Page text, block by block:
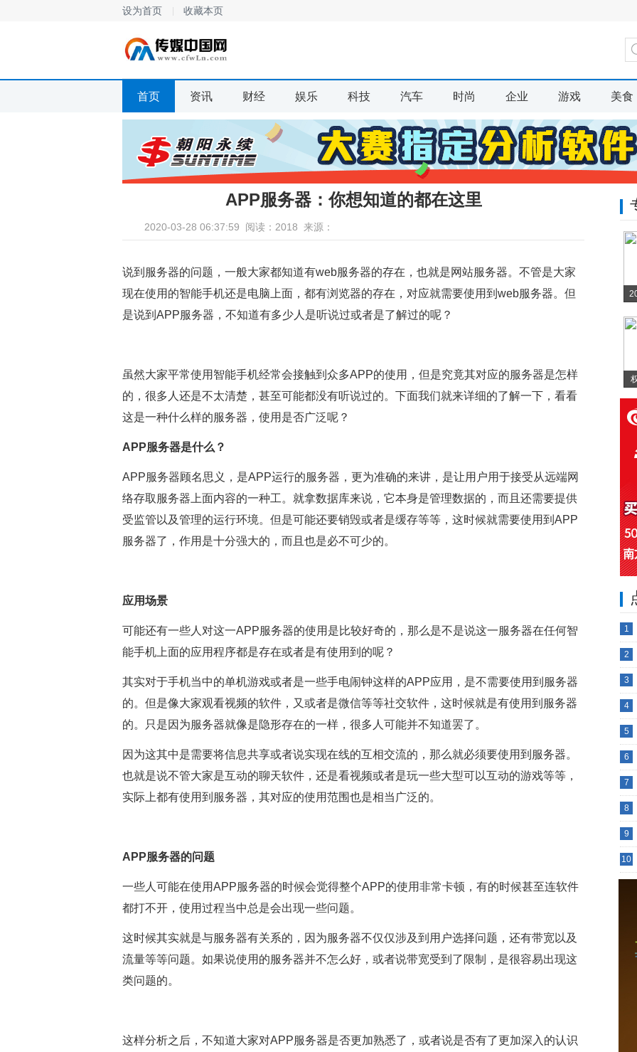
设为首页 收藏本页
首页 资讯 财经 娱乐 科技 汽车 时尚 企业 游戏 美食
APP服务器：你想知道的都在这里
2020-03-28 06:37:59 阅读：2018 来源：
说到服务器的问题，一般大家都知道有web服务器的存在，也就是网站服务器。不管是大家
现在使用的智能手机还是电脑上面，都有浏览器的存在，对应就需要使用到web服务器。但
是说到APP服务器，不知道有多少人是听说过或者是了解过的呢？
虽然大家平常使用智能手机经常会接触到众多APP的使用，但是究竟其对应的服务器是怎样
的，很多人还是不太清楚，甚至可能都没有听说过的。下面我们就来详细的了解一下，看看
这是一种什么样的服务器，使用是否广泛呢？
APP服务器是什么？
APP服务器顾名思义，是APP运行的服务器，更为准确的来讲，是让用户用于接受从远端网
络存取服务器上面内容的一种工。就拿数据库来说，它本身是管理数据的，而且还需要提供
受监管以及管理的运行环境。但是可能还要销毁或者是缓存等等，这时候就需要使用到APP
服务器了，作用是十分强大的，而且也是必不可少的。
应用场景
可能还有一些人对这一APP服务器的使用是比较好奇的，那么是不是说这一服务器在任何智
能手机上面的应用程序都是存在或者是有使用到的呢？
其实对于手机当中的单机游戏或者是一些手电闹钟这样的APP应用，是不需要使用到服务器
的。但是像大家观看视频的软件，又或者是微信等等社交软件，这时候就是有使用到服务器
的。只是因为服务器就像是隐形存在的一样，很多人可能并不知道罢了。
因为这其中是需要将信息共享或者说实现在线的互相交流的，那么就必须要使用到服务器。
也就是说不管大家是互动的聊天软件，还是看视频或者是玩一些大型可以互动的游戏等等，
实际上都有使用到服务器，其对应的使用范围也是相当广泛的。
APP服务器的问题
一些人可能在使用APP服务器的时候会觉得整个APP的使用非常卡顿，有的时候甚至连软件
都打不开，使用过程当中总是会出现一些问题。
这时候其实就是与服务器有关系的，因为服务器不仅仅涉及到用户选择问题，还有带宽以及
流量等等问题。如果说使用的服务器并不怎么好，或者说带宽受到了限制，是很容易出现这
类问题的。
这样分析之后，不知道大家对APP服务器是否更加熟悉了，或者说是否有了更加深入的认识
1
2
3
4
5
6
7
8
9
10